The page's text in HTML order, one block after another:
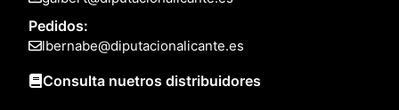
Pedidos:
lbernabe@diputacionalicante.es
Consulta nuetros distribuidores